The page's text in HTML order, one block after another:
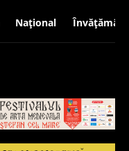
Național Învățământ